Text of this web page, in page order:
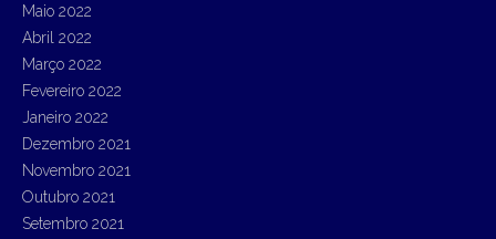
Maio 2022
Abril 2022
Março 2022
Fevereiro 2022
Janeiro 2022
Dezembro 2021
Novembro 2021
Outubro 2021
Setembro 2021